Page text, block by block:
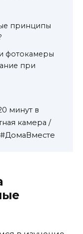
принципы
фотокамеры
при
минут в
камера /
#ДомаВместе